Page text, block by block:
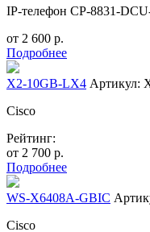
IP-телефон CP-8831-
от 2 600 р.
Подробнее
X2-10GB-LX4 Артикул:
Cisco
Рейтинг:
от 2 700 р.
Подробнее
WS-X6408A-GBIC
Cisco